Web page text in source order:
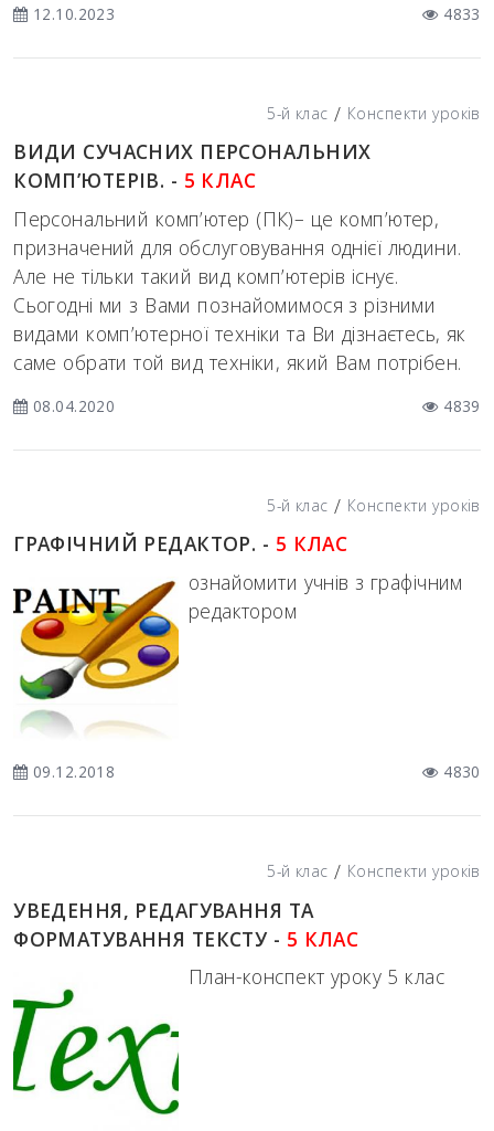
12.10.2023 4833
5-й клас / Конспекти уроків
ВИДИ СУЧАСНИХ ПЕРСОНАЛЬНИХ
КОМП’ЮТЕРІВ. - 5 КЛАС
Персональний комп’ютер (ПК)– це комп’ютер,
призначений для обслуговування однієї людини.
Але не тільки такий вид комп’ютерів існує.
Сьогодні ми з Вами познайомимося з різними
видами комп’ютерної техніки та Ви дізнаєтесь, як
саме обрати той вид техніки, який Вам потрібен.
08.04.2020 4839
5-й клас / Конспекти уроків
ГРАФІЧНИЙ РЕДАКТОР. - 5 КЛАС
ознайомити учнів з графічним
редактором
09.12.2018 4830
5-й клас / Конспекти уроків
УВЕДЕННЯ, РЕДАГУВАННЯ ТА
ФОРМАТУВАННЯ ТЕКСТУ - 5 КЛАС
План-конспект уроку 5 клас